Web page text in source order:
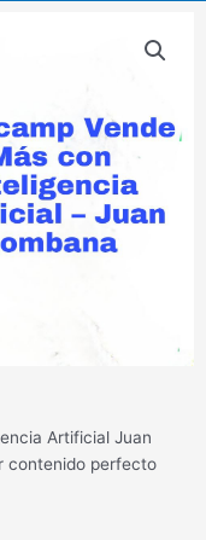
Artificial Juan
contenido perfecto